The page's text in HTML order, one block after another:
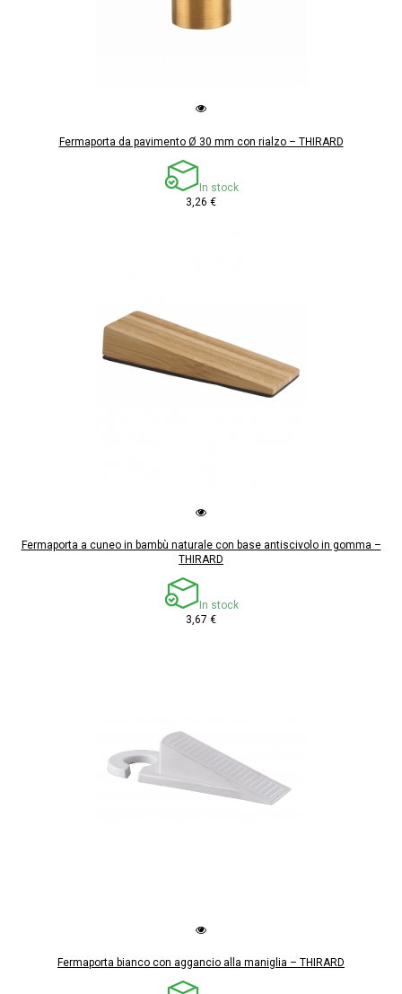
Fermaporta da pavimento Ø 30 mm con rialzo – THIRARD
In stock
3,26 €
Fermaporta a cuneo in bambù naturale con base antiscivolo in gomma –
THIRARD
In stock
3,67 €
Fermaporta bianco con aggancio alla maniglia – THIRARD